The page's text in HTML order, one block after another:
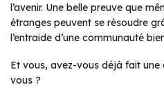
l’avenir. Une belle preuve que
étranges peuvent se résoudre
l’entraide d’une communauté
Et vous, avez-vous déjà fait
vous ?